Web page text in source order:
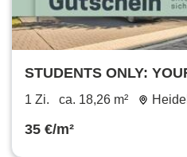
STUDENTS ONLY:
Furnished student
1 Zi. ca. 18,26 m²
35 €/m²